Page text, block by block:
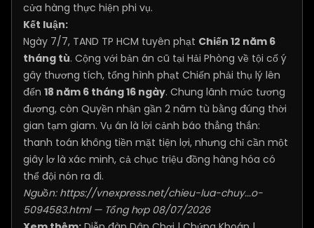
cửa hàng thực hiện phi vụ.
Kết luận:
Ngày 7/7, TAND TP HCM tuyên phạt Chiến 12 năm 6
tháng tù. Cộng với bản án cũ tại Hải Phòng về tội cố ý
gây thương tích, tổng hình phạt Chiến phải thụ lý lên
đến 18 năm 6 tháng 16 ngày. Chung lãnh mức tương
đương, còn Quyền nhận gần 2 năm tù bằng đúng thời
gian tạm giam. Vụ án là lời cảnh báo thẳng thắn:
thanh toán không tiền mặt tiện lợi, nhưng chỉ cần một
giây lơ là xác minh, cả chục triệu đồng hàng hóa có
thể đội nón ra đi.
Nguồn: https://vnexpress.net/chieu-lua-chuy...o-
5094583.html— Tổng hợp 08/07/2026